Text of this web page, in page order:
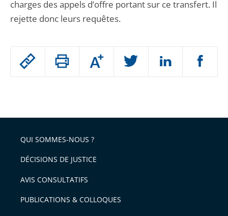
Passer
arriver
après
Augmenter
ou
l'article
pour
avant
charges des appels d’offre portant sur ce transfert. Il
rejette donc leurs requêtes.
QUI SOMMES-NOUS ?
DÉCISIONS DE JUSTICE
AVIS CONSULTATIFS
PUBLICATIONS & COLLOQUES